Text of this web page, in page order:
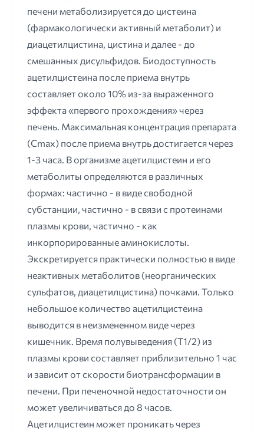
печени метаболизируется до цистеина
(фармакологически активный метаболит) и
диацетилцистина, цистина и далее - до
смешанных дисульфидов. Биодоступность
ацетилцистеина после приема внутрь
составляет около 10% из-за выраженного
эффекта «первого прохождения» через
печень. Максимальная концентрация препарата
(Cmax) после приема внутрь достигается через
1-3 часа. В организме ацетилцистеин и его
метаболиты определяются в различных
формах: частично - в виде свободной
субстанции, частично - в связи с протеинами
плазмы крови, частично - как
инкорпорированные аминокислоты.
Экскретируется практически полностью в виде
неактивных метаболитов (неорганических
сульфатов, диацетилцистина) почками. Только
небольшое количество ацетилцистеина
выводится в неизмененном виде через
кишечник. Время полувыведения (Т1/2) из
плазмы крови составляет приблизительно 1 час
и зависит от скорости биотрансформации в
печени. При печеночной недостаточности он
может увеличиваться до 8 часов.
Ацетилцистеин может проникать через